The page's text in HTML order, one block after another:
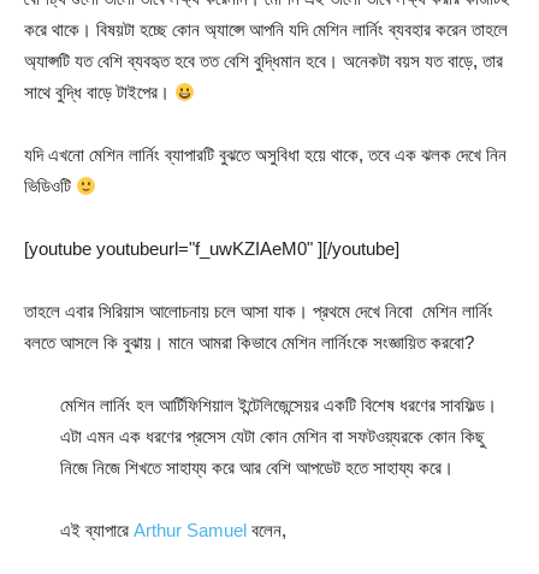
করে থাকে। বিষয়টা হচ্ছে কোন অ্যাপ্সে আপনি যদি মেশিন লার্নিং ব্যবহার করেন তাহলে
অ্যাপ্সটি যত বেশি ব্যবহৃত হবে তত বেশি বুদ্ধিমান হবে। অনেকটা বয়স যত বাড়ে, তার
সাথে বুদ্ধি বাড়ে টাইপের।
যদি এখনো মেশিন লার্নিং ব্যাপারটি বুঝতে অসুবিধা হয়ে থাকে, তবে এক ঝলক দেখে নিন
ভিডিওটি
[youtube youtubeurl="f_uwKZIAeM0" ][/youtube]
তাহলে এবার সিরিয়াস আলোচনায় চলে আসা যাক। প্রথমে দেখে নিবো মেশিন লার্নিং
বলতে আসলে কি বুঝায়। মানে আমরা কিভাবে মেশিন লার্নিংকে সংজ্ঞায়িত করবো?
মেশিন লার্নিং হল আর্টিফিশিয়াল ইন্টেলিজেন্সেয়র একটি বিশেষ ধরণের সাবফিল্ড।
এটা এমন এক ধরণের প্রসেস যেটা কোন মেশিন বা সফটওয়্যরকে কোন কিছু
নিজে নিজে শিখতে সাহায্য করে আর বেশি আপডেট হতে সাহায্য করে।
এই ব্যাপারে Arthur Samuel বলেন,